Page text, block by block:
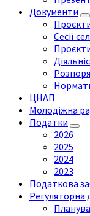
Документи
Сесії
ЦНАП
Молодіжна
Податки
2026
2025
2024
2023
Податкова
Регуляторна